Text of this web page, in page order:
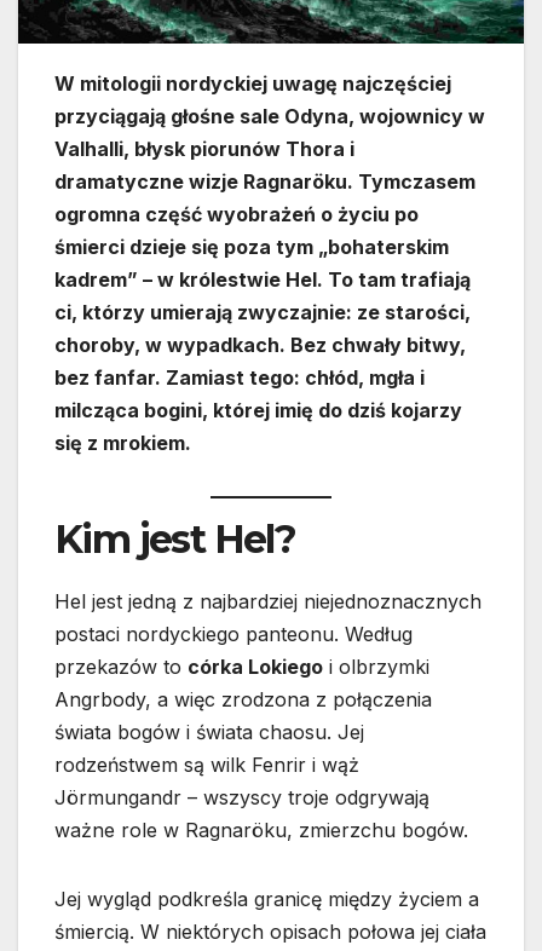
W mitologii nordyckiej uwagę najczęściej
przyciągają głośne sale Odyna, wojownicy w
Valhalli, błysk piorunów Thora i
dramatyczne wizje Ragnaröku. Tymczasem
ogromna część wyobrażeń o życiu po
śmierci dzieje się poza tym „bohaterskim
kadrem” – w królestwie Hel. To tam trafiają
ci, którzy umierają zwyczajnie: ze starości,
choroby, w wypadkach. Bez chwały bitwy,
bez fanfar. Zamiast tego: chłód, mgła i
milcząca bogini, której imię do dziś kojarzy
się z mrokiem.
Kim jest Hel?
Hel jest jedną z najbardziej niejednoznacznych
postaci nordyckiego panteonu. Według
przekazów to córka Lokiego i olbrzymki
Angrbody, a więc zrodzona z połączenia
świata bogów i świata chaosu. Jej
rodzeństwem są wilk Fenrir i wąż
Jörmungandr – wszyscy troje odgrywają
ważne role w Ragnaröku, zmierzchu bogów.
Jej wygląd podkreśla granicę między życiem a
śmiercią. W niektórych opisach połowa jej ciała